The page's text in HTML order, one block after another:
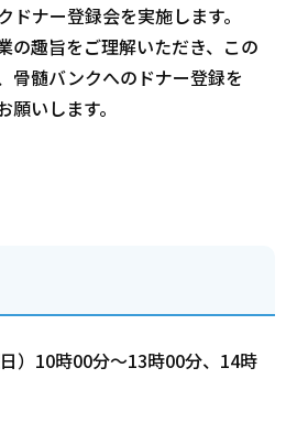
ドナー登録会を実施します。
の趣旨をご理解いただき、この
骨髄バンクへのドナー登録を
いします。
）10時00分～13時00分、14時